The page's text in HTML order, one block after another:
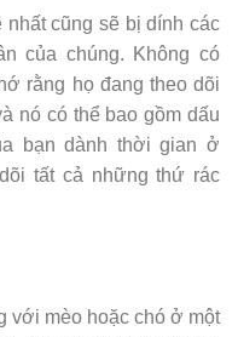
nhất cũng sẽ bị dính các
của chúng. Không có
rằng họ đang theo dõi
nó có thể bao gồm dấu
bạn dành thời gian ở
tất cả những thứ rác
với mèo hoặc chó ở một